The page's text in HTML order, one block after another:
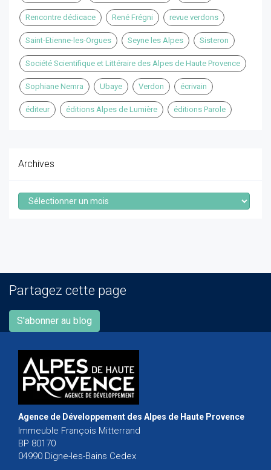
Rencontre dédicace René Frégni revue verdons
Saint-Etienne-les-Orgues Seyne les Alpes Sisteron
Société Scientifique et Littéraire des Alpes de Haute Provence
Sophiane Nemra Ubaye Verdon écrivain
éditeur éditions Alpes de Lumière éditions Parole
Archives
Archives
Partagez cette page
S'abonner au blog
Agence de Développement des Alpes de Haute Provence
Immeuble François Mitterrand
BP 80170
04990 Digne-les-Bains Cedex